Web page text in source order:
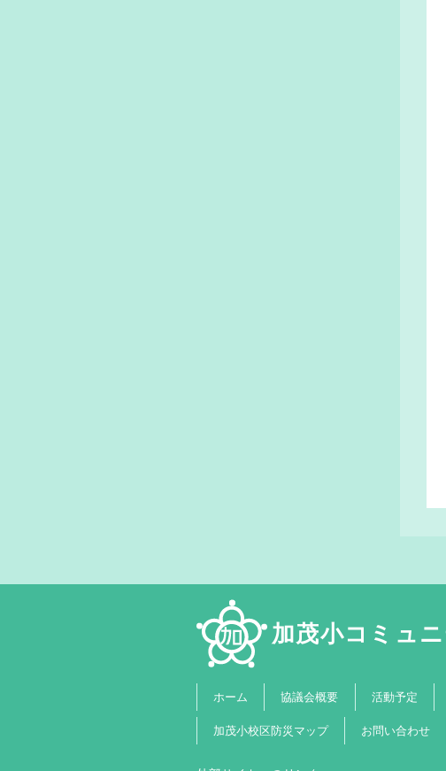
加茂小コミュ
ホーム 協議会概要 活動予定
加茂小校区防災マップ お問い合わせ